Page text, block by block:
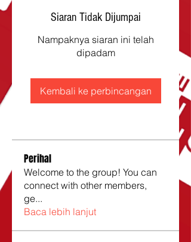
Siaran Tidak Dijumpai
Nampaknya siaran ini telah
dipadam
Kembali ke perbincangan
Perihal
Welcome to the group! You can
connect with other members,
ge...
Baca lebih lanjut